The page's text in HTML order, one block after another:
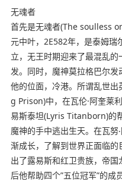
无魂者
首先是无魂者(The soulless
元中叶，2E582年，是泰姆瑞
立，无王时期迎来了最混乱
发。同时，魔神莫拉格巴尔
他的位面，冷港。所谓乱世
g Prison)中，在瓦伦·阿奎莱
易斯泰坦(Lyris Titanborn)的
魔神的手中逃出生天。在瓦
渐成长，了解到世界正面临
出了露易斯和红卫贵族，帝
后他帮助四个”五位冠军”的成